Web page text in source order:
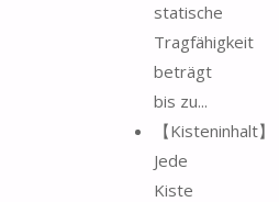
statische
Tragfähigkeit
beträgt
bis zu...
【Kisteninhalt】
Jede
Kiste